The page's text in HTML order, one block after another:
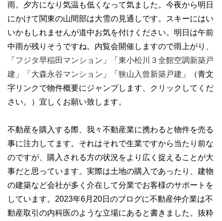
雨。夕方になり気温も低くなって気ました。今夜から明日
にかけて関東の山間部は大雪の見通しです。スキーにはい
いかもしれませんが道中お気を付けください。明日は午前
中雨が残りそうですね。内覧会開催しますので雨上がり、
「 フジタ早稲田マンション 」「 東小松川３全館空調新築戸
建 」「 大森永谷マンション 」「 狭山入曾新築戸建 」（青文
字リンクで物件概要にジャンプします、クリックしてくだ
さい。）宜しくお願い致します。
不動産を購入する際、我々不動産業に携わると物件を売る
事に注力してます。それはそれで生業ですから当たり前な
のですが、購入される方の状況をより広く捉えることが大
事だと思っています。実際は土地の購入であったり、建物
の建築など会社が多く介在して分業でお客様のサポートを
しています。2023年6月20日のブログに不動産仲介業は不
動産取引の内科医のような立場にあると書きました。抜粋